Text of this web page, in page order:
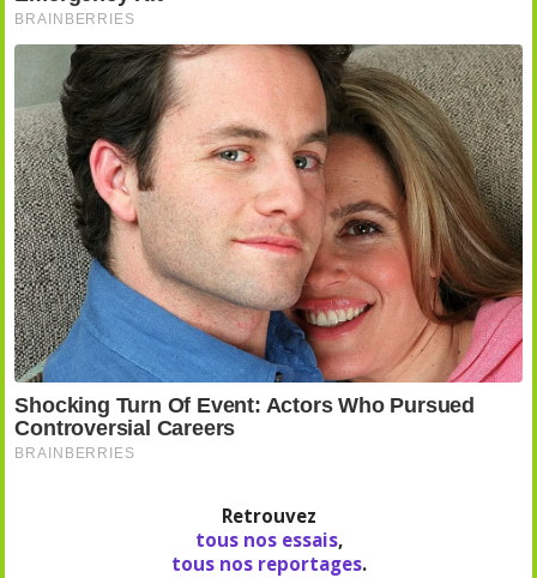
Retrouvez
tous nos essais,
tous nos reportages.